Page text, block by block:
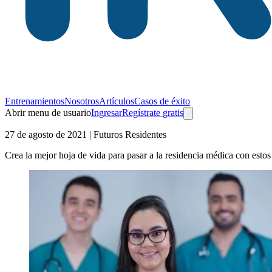
EntrenamientosNosotrosArtículosCasos de éxito
Abrir menu de usuarioIngresarRegístrate gratis
27 de agosto de 2021 | Futuros Residentes
Crea la mejor hoja de vida para pasar a la residencia médica con